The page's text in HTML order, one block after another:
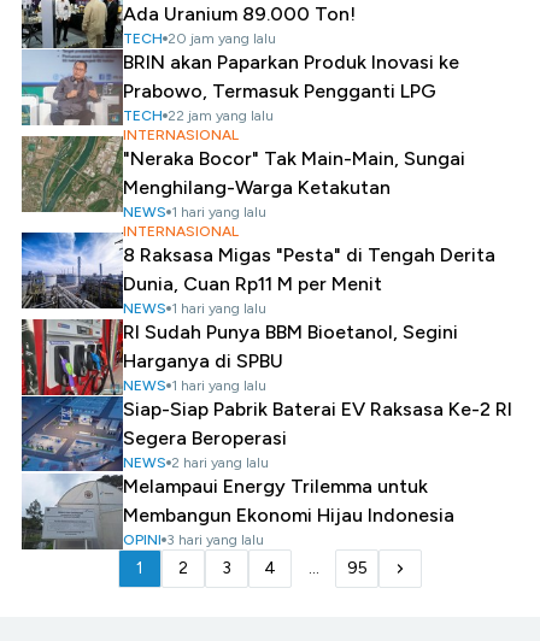
Ada Uranium 89.000 Ton!
TECH 20 jam yang lalu
BRIN akan Paparkan Produk Inovasi ke
Prabowo, Termasuk Pengganti LPG
TECH 22 jam yang lalu
INTERNASIONAL
"Neraka Bocor" Tak Main-Main, Sungai
Menghilang-Warga Ketakutan
NEWS 1 hari yang lalu
INTERNASIONAL
8 Raksasa Migas "Pesta" di Tengah Derita
Dunia, Cuan Rp11 M per Menit
NEWS 1 hari yang lalu
RI Sudah Punya BBM Bioetanol, Segini
Harganya di SPBU
NEWS 1 hari yang lalu
Siap-Siap Pabrik Baterai EV Raksasa Ke-2 RI
Segera Beroperasi
NEWS 2 hari yang lalu
Melampaui Energy Trilemma untuk
Membangun Ekonomi Hijau Indonesia
OPINI 3 hari yang lalu
1 2 3 4 ... 95